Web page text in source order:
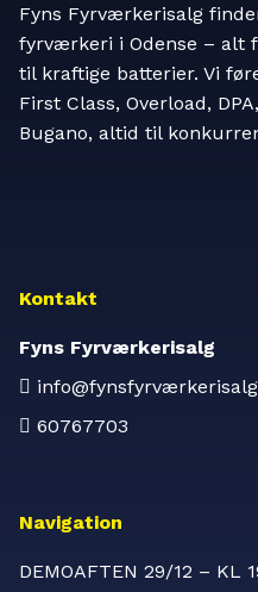
Fyns Fyrværkerisalg
fyrværkeri i Odense – alt
til kraftige batterier. Vi
First Class, Overload,
Bugano, altid til
Kontakt
Fyns Fyrværkerisalg
60767703
Navigation
DEMOAFTEN 29/12 – KL